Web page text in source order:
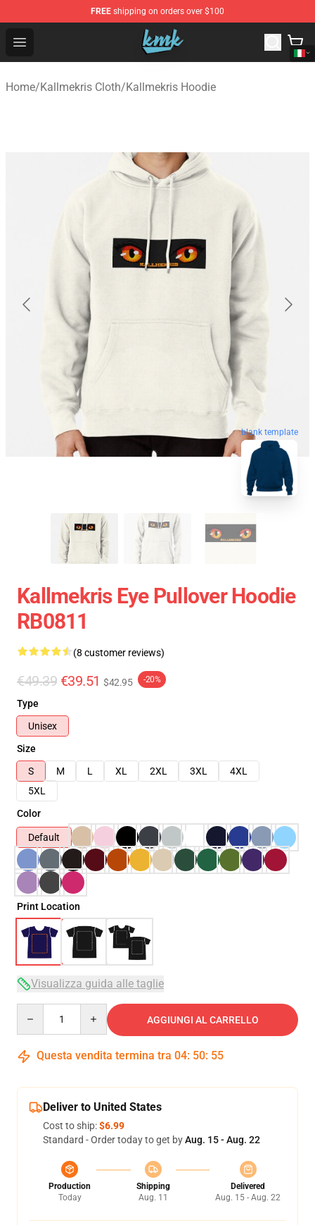
FREE shipping on orders over $100
Open menu
KallMeKris Store - Official KallMeKris Merchandise Shop
Home/Kallmekris Cloth/Kallmekris Hoodie
blank template
Kallmekris Eye Pullover Hoodie
RB0811
(8 customer reviews)
€49.39 €39.51 $42.95 -20%
Type
Unisex
Size
S
M L XL 2XL 3XL
4XL
5XL
Color
Default
Print Location
Visualizza guida alle taglie
AGGIUNGI AL CARRELLO
Questa vendita termina tra 04: 50: 54
Deliver to United States
Cost to ship:$6.99
Standard - Order today to get byAug. 15 - Aug. 22
Production
Today
Shipping
Aug. 11
Delivered
Aug. 15 - Aug. 22